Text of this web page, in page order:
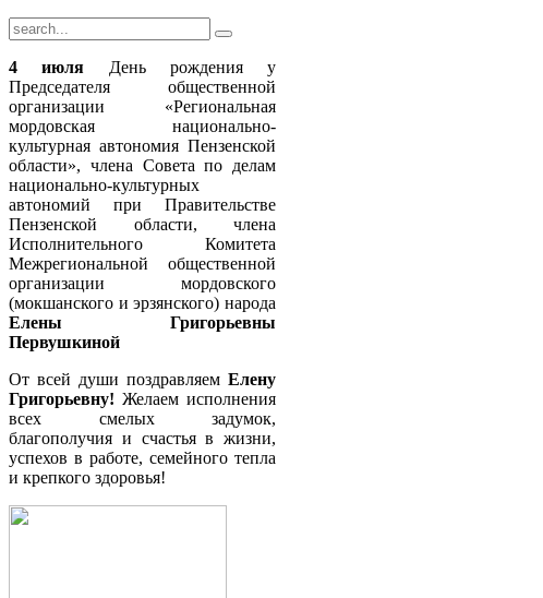
4 июля День рождения у
Председателя общественной
организации «Региональная
мордовская национально-
культурная автономия Пензенской
области», члена Совета по делам
национально-культурных
автономий при Правительстве
Пензенской области, члена
Исполнительного Комитета
Межрегиональной общественной
организации мордовского
(мокшанского и эрзянского) народа
Елены Григорьевны
Первушкиной
От всей души поздравляем Елену
Григорьевну! Желаем исполнения
всех смелых задумок,
благополучия и счастья в жизни,
успехов в работе, семейного тепла
и крепкого здоровья!